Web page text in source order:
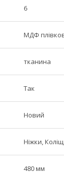
6
МДФ
тканина
Так
Новий
Ніжки,
480 мм